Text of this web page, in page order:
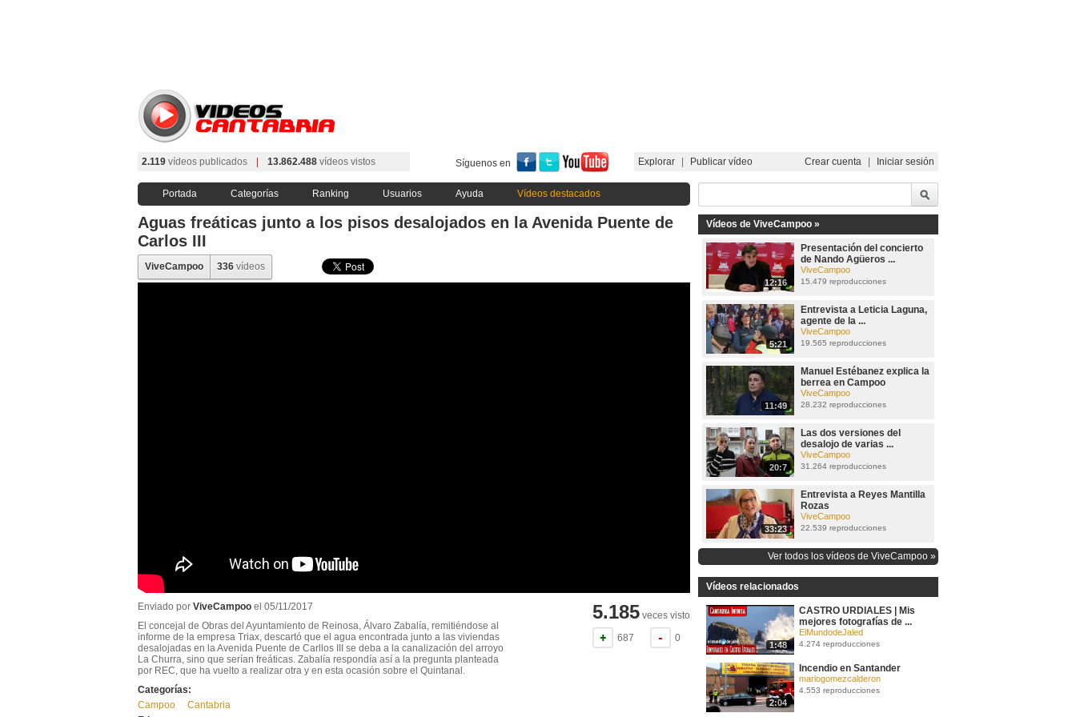
2.119 vídeos publicados 13.862.488 vídeos vistos Síguenos en Explorar Publicar vídeo Crear cuenta Iniciar sesión
Portada Categorías Ranking Usuarios Ayuda Vídeos destacados
Aguas freáticas junto a los pisos desalojados en la Avenida Puente de
Carlos III
ViveCampoo 336 vídeos
Enviado por ViveCampoo el 05/11/2017
El concejal de Obras del Ayuntamiento de Reinosa, Álvaro Zabalía, remitiéndose al
informe de la empresa Triax, descartó que el agua encontrada junto a las viviendas
desalojadas en la Avenida Puente de Carllos III se deba a la canalización del arroyo
La Churra, sino que serían freáticas. Zabalía respondía así a la pregunta planteada
por REC, que ha vuelto a realizar otra y en esta ocasión sobre el Quintanal.
5.185 veces visto
687
0
Categorías:
Campoo
Cantabria
Vídeos de ViveCampoo »
12:16
Presentación del concierto
de Nando Agüeros ...
ViveCampoo
15.479 reproducciones
5:21
Entrevista a Leticia Laguna,
agente de la ...
ViveCampoo
19.565 reproducciones
11:49
Manuel Estébanez explica la
berrea en Campoo
ViveCampoo
28.232 reproducciones
20:7
Las dos versiones del
desalojo de varias ...
ViveCampoo
31.264 reproducciones
33:23
Entrevista a Reyes Mantilla
Rozas
ViveCampoo
22.539 reproducciones
Ver todos los vídeos de ViveCampoo »
Vídeos relacionados
1:48
CASTRO URDIALES | Mis
mejores fotografías de ...
ElMundodeJaled
4.274 reproducciones
2:04
Incendio en Santander
mariogomezcalderon
4.553 reproducciones